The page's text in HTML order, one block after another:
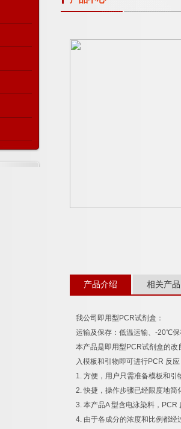
产品介绍 相关产品
我公司即用型 PCR试剂盒：
运输及保存：低温运输、 -20℃
本产品是即用型 PCR试剂盒的改
入模板和引物即可进行PCR 反
1. 方便，用户只需准备模板和引
2.快捷，操作步骤已经限度地简
3. 本产品A型含电泳染料， PCR
4. 由于各成分的浓度和比例都